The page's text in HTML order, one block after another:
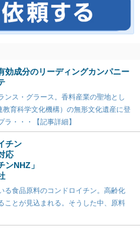
効成分のリーディングカンパニー
ンス・グラース。香料産業の聖地とし
教育科学文化機構）の無形文化遺産に登
・・・【記事詳細】
チン
応
ンNHZ」
る食品原料のコンドロイチン。高齢化
ことが見込まれる。そうした中、原料